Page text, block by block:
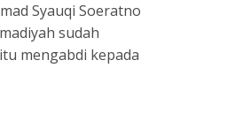
Syauqi Soeratno
sudah
mengabdi kepada